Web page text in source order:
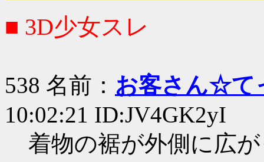
■ 3D少女スレ
538 名前： お客さん☆て
10:02:21 ID:JV4GK2yI
着物の裾が外側に広